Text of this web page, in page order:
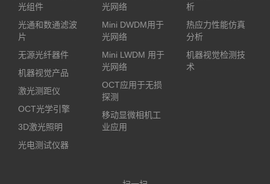
光组件
光通和数通滤波
片
无源光纤器件
机器视觉产品
激光测距仪
OCT光学引擎
3D激光照明
光电测试仪器
光网络
Mini DWDM用于
光网络
Mini LWDM 用于
光网络
OCT应用于无损
探测
移动显微相机工
业应用
析
热应力性能仿真
分析
机器视觉检测技
术